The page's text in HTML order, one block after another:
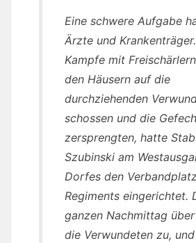
Eine schwere Aufgabe
Ärzte und
Kampfe mit
den Häusern auf die
durchziehenden
schossen und die
zersprengten, hatte
Szubinski am
Dorfes den
Regiments eingerichtet.
ganzen Nachmittag
die Verwundeten zu,